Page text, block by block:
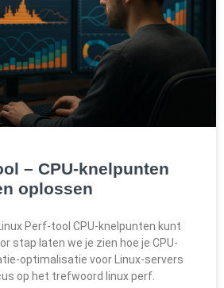
– CPU-knelpunten
oplossen
Perf-tool CPU-knelpunten kunt
stap laten we je zien hoe je CPU-
optimalisatie voor Linux-servers
op het trefwoord linux perf.